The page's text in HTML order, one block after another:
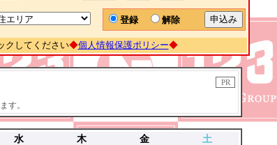
登録 解除
クしてください◆個人情報保護ポリシー◆
PR
す。
水 木 金 土